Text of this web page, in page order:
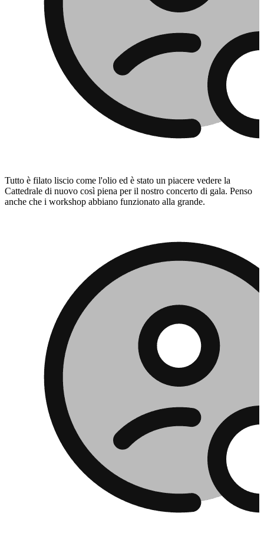
Tutto è filato liscio come l'olio ed è stato un piacere vedere la
Cattedrale di nuovo così piena per il nostro concerto di gala. Penso
anche che i workshop abbiano funzionato alla grande.